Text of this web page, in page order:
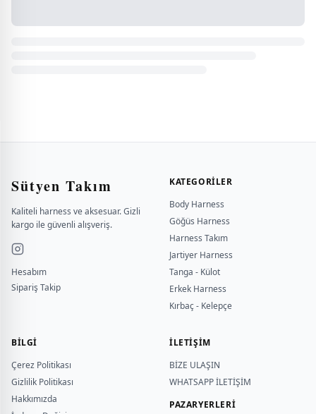
Sütyen Takım
Kaliteli harness ve aksesuar. Gizli
kargo ile güvenli alışveriş.
Hesabım
Sipariş Takip
KATEGORILER
Body Harness
Göğüs Harness
Harness Takım
Jartiyer Harness
Tanga - Külot
Erkek Harness
Kırbaç - Kelepçe
BILGI
Çerez Politikası
Gizlilik Politikası
Hakkımızda
İLETİŞİM
BİZE ULAŞIN
WHATSAPP İLETİŞİM
PAZARYERLERİ